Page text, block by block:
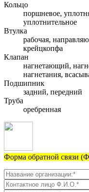
Кольцо
поршневое,
уплотнительное
Втулка
рабочая,
крейцкопфа
Клапан
нагнетающий,
нагнетания,
Подшипник
задний, передний
Труба
оребренная
Форма обратной связи